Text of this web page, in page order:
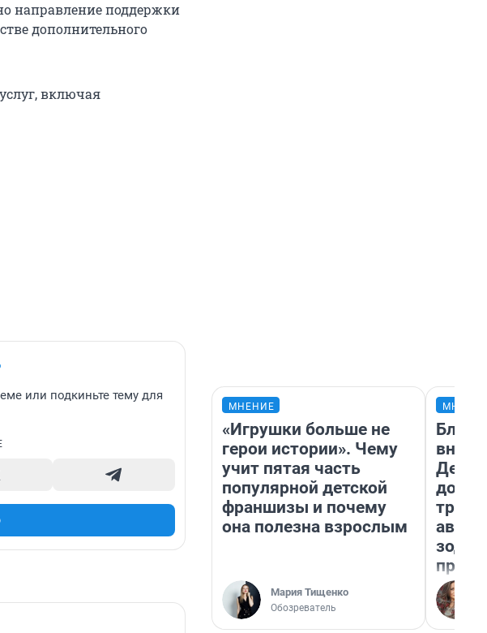
направление поддержки
дополнительного
включая
или подкиньте тему для
МНЕНИЕ
«Игрушки больше не
герои истории». Чему
учит пятая часть
популярной детской
франшизы и почему
она полезна взрослым
Мария Тищенко
Обозреватель